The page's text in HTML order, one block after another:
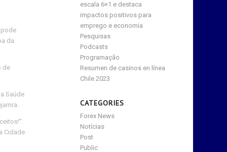
pode
da
de
Saúde
Cidade
escala 6×1 e destaca
impactos positivos para
emprego e economia
Pesquisas
Podcasts
Programação
Resumen de casinos en línea
Chile 2023
CATEGORIES
Forex News
Notícias
Post
Public